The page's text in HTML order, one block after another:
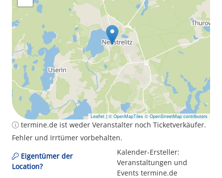
Leaflet | © OpenMapTiles © OpenStreetMap contributors
termine.de ist weder Veranstalter noch Ticketverkäufer.
Fehler und Irrtümer vorbehalten.
Eigentümer der
Location?
Kalender-Ersteller:
Veranstaltungen und
Events termine.de